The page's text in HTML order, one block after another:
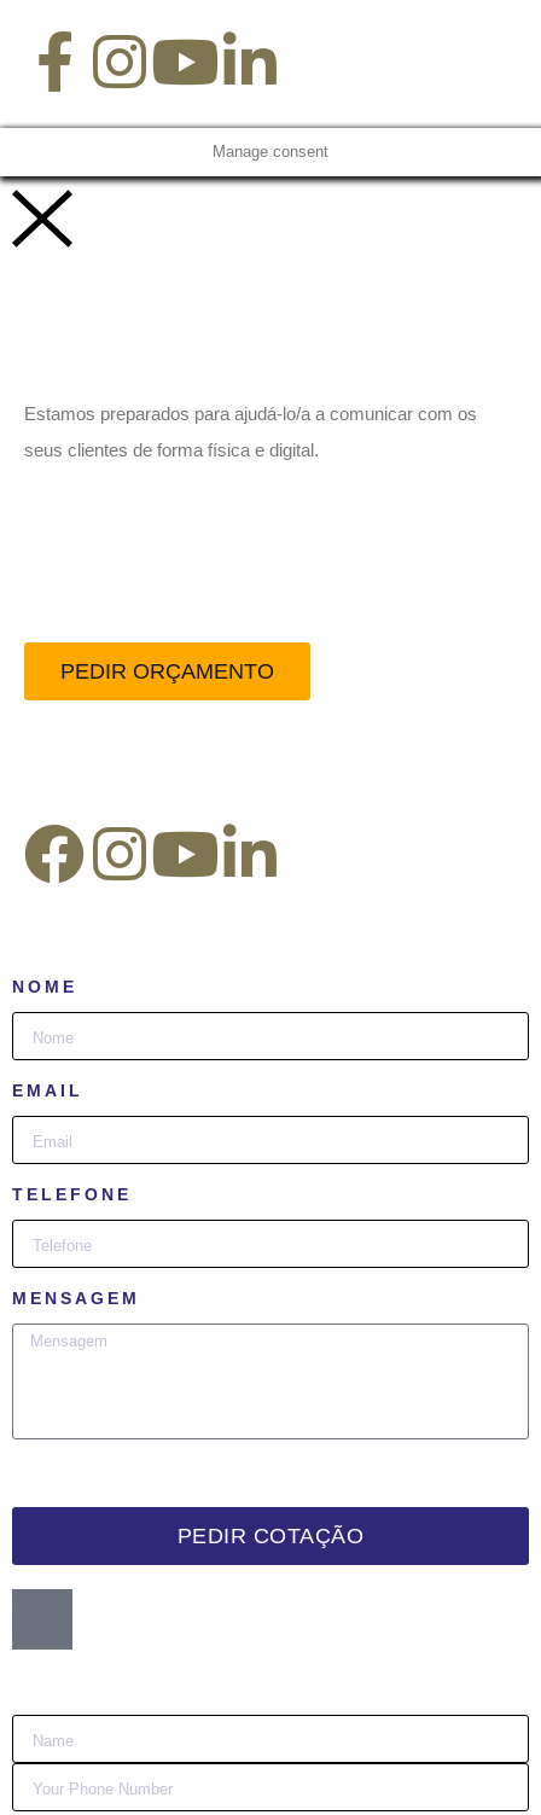
Manage consent
Estamos preparados para ajudá-lo/a a comunicar com os
seus clientes de forma física e digital.
PEDIR ORÇAMENTO
NOME
EMAIL
TELEFONE
MENSAGEM
PEDIR COTAÇÃO